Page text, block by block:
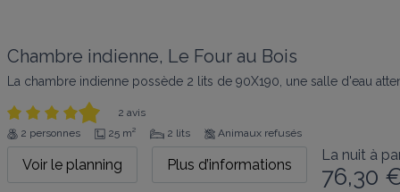
Chambre indienne, Le Four au Bois
La chambre indienne possède 2 lits de 90X190, une salle d'eau
2 avis
2 personnes
25 m² 2 lits Animaux refusés
Voir le planning Plus d’informations
La nuit à
76,30